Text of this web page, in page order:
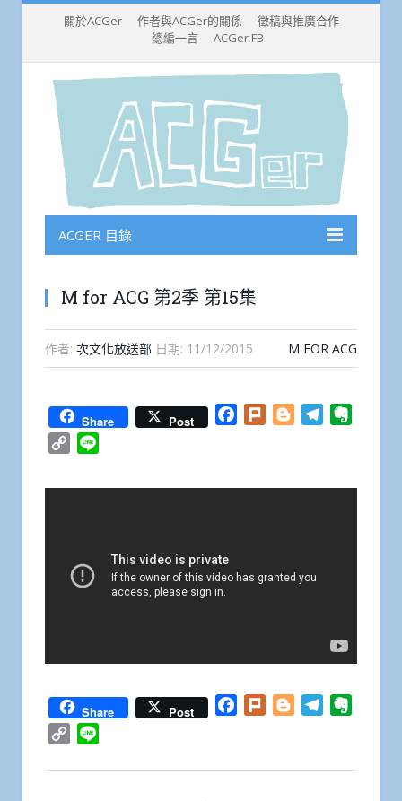
關於ACGer 作者與ACGer的關係
徵稿與推廣合作
總編一言
ACGer FB
ACGER 目錄
M for ACG 第2季 第15集
作者: 次文化放送部 日期: 11/12/2015 M FOR ACG
Share Post Facebook
Plurk BloggerTelegram
Copy
Share Post Facebook
Plurk BloggerTelegram
Copy